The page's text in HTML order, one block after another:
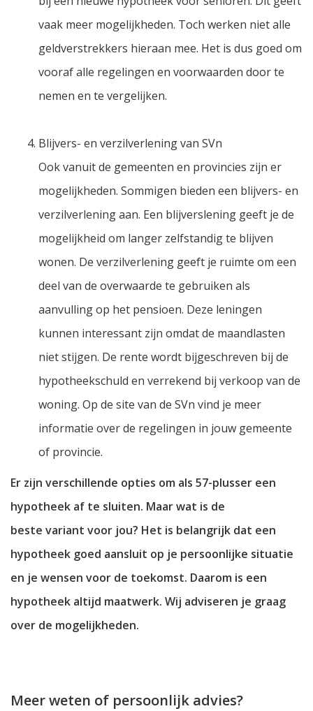
vaak meer mogelijkheden. Toch werken niet alle
geldverstrekkers hieraan mee. Het is dus goed om
vooraf alle regelingen en voorwaarden door te
nemen en te vergelijken.
Blijvers- en verzilverlening van SVn
Ook vanuit de gemeenten en provincies zijn er
mogelijkheden. Sommigen bieden een blijvers- en
verzilverlening aan. Een blijverslening geeft je de
mogelijkheid om langer zelfstandig te blijven
wonen. De verzilverlening geeft je ruimte om een
deel van de overwaarde te gebruiken als
aanvulling op het pensioen. Deze leningen
kunnen interessant zijn omdat de maandlasten
niet stijgen. De rente wordt bijgeschreven bij de
hypotheekschuld en verrekend bij verkoop van de
woning. Op de site van de SVn vind je meer
informatie over de regelingen in jouw gemeente
of provincie.
Er zijn verschillende opties om als 57-plusser een
hypotheek af te sluiten. Maar wat is de
beste variant voor jou? Het is belangrijk dat een
hypotheek goed aansluit op je persoonlijke situatie
en je wensen voor de toekomst. Daarom is een
hypotheek altijd maatwerk. Wij adviseren je graag
over de mogelijkheden.
Meer weten of persoonlijk advies?